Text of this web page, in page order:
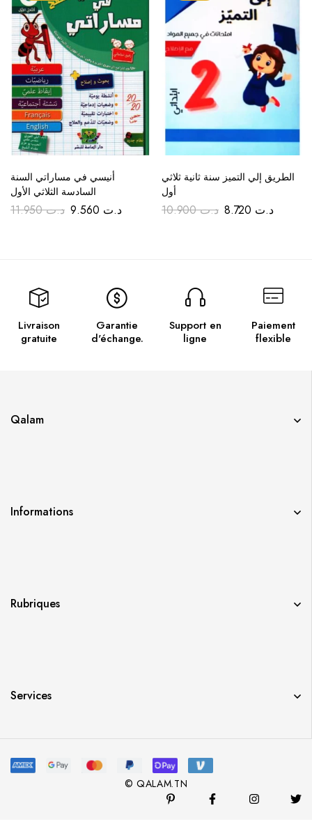
أنيسي في مساراتي السنة
السادسة الثلاثي الأول
د.ت11.950 د.ت
الطريق إلي التميز سنة ثانية ثلاثي
أول
د.ت10.900 د.ت
Livraison
gratuite
Garantie
d'échange.
Support en
ligne
Paiement
flexible
Qalam
Informations
Rubriques
Services
© QALAM.TN